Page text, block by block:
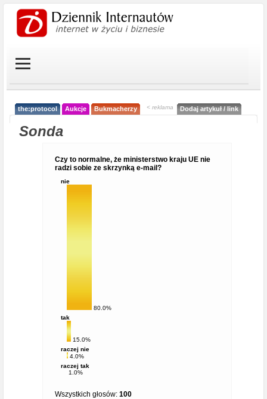
the:protocol Aukcje Bukmacherzy < reklama Dodaj artykuł / link
Sonda
Czy to normalne, że ministerstwo kraju UE nie
radzi sobie ze skrzynką e-mail?
nie
80.0%
tak
15.0%
raczej nie
4.0%
raczej tak
1.0%
Wszystkich głosów: 100